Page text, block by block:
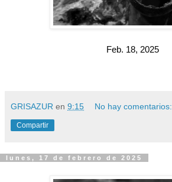
Feb. 18, 2025
GRISAZUR en 9:15 No hay comentarios:
Compartir
lunes, 17 de febrero de 2025